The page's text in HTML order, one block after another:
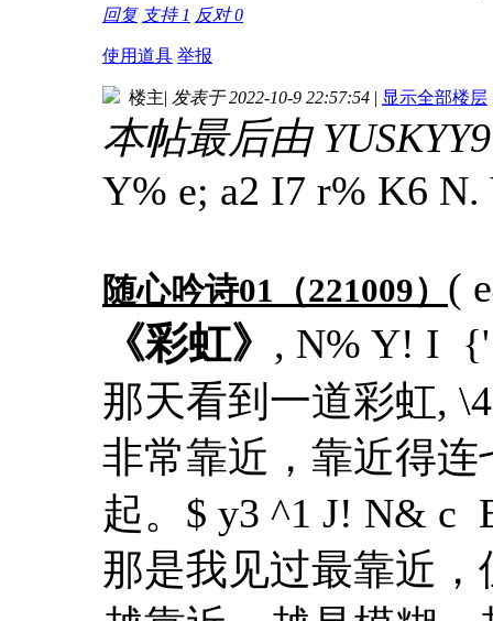
回复 支持 1 反对0
使用道具 举报
楼主| 发表于 2022-10-9 22:57:54 | 显示全部楼层
本帖最后由
Y% e; a2 I7 r% K6 N.
随心吟诗01（221009） (
《彩虹》 , N% Y! I
那天看到一道彩虹,
非常靠近，靠近得
起。 $ y3 ^1 J! N& c
那是我见过最靠近